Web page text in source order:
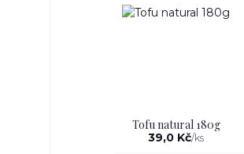
Tofu natural 180g
39,0 Kč/ks